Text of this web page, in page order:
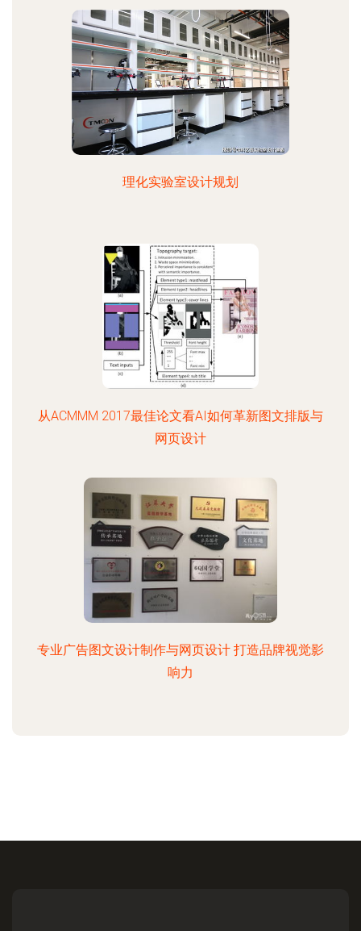
理化实验室设计规划
从ACMMM 2017最佳论文看AI如何革新图文排版与
网页设计
专业广告图文设计制作与网页设计 打造品牌视觉影
响力